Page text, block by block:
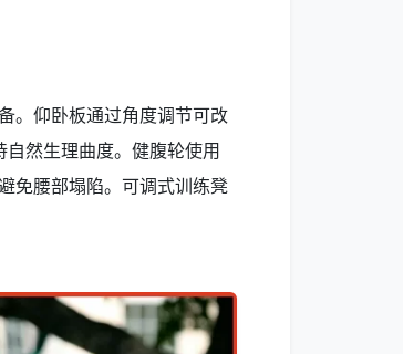
。仰卧板通过角度调节可改
然生理曲度。健腹轮使用
免腰部塌陷。可调式训练凳